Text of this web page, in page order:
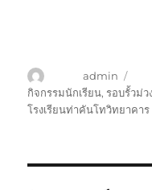
ผู้เขียนadmin
กิจกรรมนักเรียน,รอบรั้วม่ว
โรงเรียนท่าคันโทวิทยาคาร